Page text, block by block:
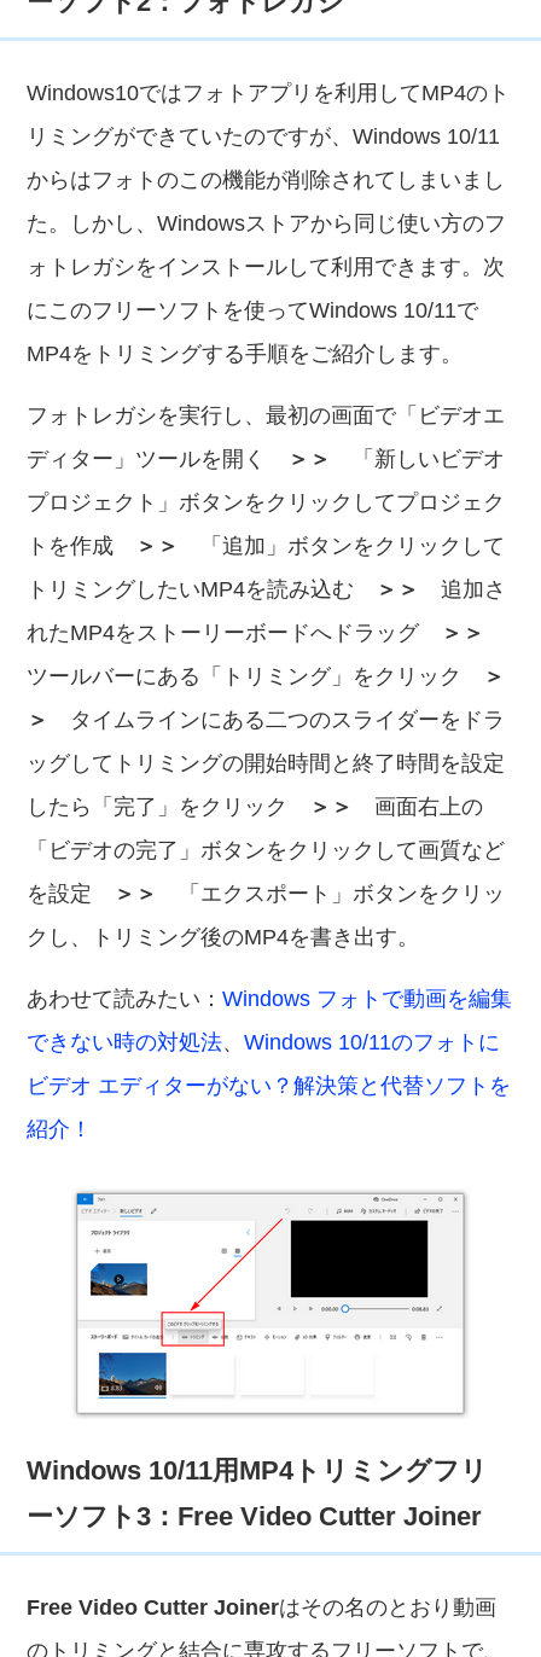
Windows10ではフォトアプリを利用してMP4のト
リミングができていたのですが、Windows 10/11
からはフォトのこの機能が削除されてしまいまし
た。しかし、Windowsストアから同じ使い方のフ
ォトレガシをインストールして利用できます。次
にこのフリーソフトを使ってWindows 10/11で
MP4をトリミングする手順をご紹介します。
フォトレガシを実行し、最初の画面で「ビデオエ
ディター」ツールを開く
＞＞
「新しいビデオ
プロジェクト」ボタンをクリックしてプロジェク
トを作成
＞＞
「追加」ボタンをクリックして
トリミングしたいMP4を読み込む
＞＞
追加さ
れたMP4をストーリーボードへドラッグ
＞＞
ツールバーにある「トリミング」をクリック
＞
＞
タイムラインにある二つのスライダーをドラ
ッグしてトリミングの開始時間と終了時間を設定
したら「完了」をクリック
＞＞
画面右上の
「ビデオの完了」ボタンをクリックして画質など
を設定
＞＞
「エクスポート」ボタンをクリッ
クし、トリミング後のMP4を書き出す。
あわせて読みたい：Windows フォトで動画を編集
できない時の対処法、Windows 10/11のフォトに
ビデオ エディターがない？解決策と代替ソフトを
紹介！
Windows 10/11用MP4トリミングフリ
ーソフト3：Free Video Cutter Joiner
Free Video Cutter Joinerはその名のとおり動画
のトリミングと結合に専攻するフリーソフトで、